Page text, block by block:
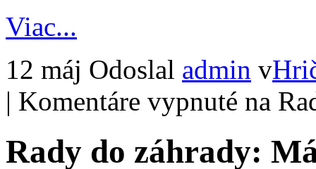
Viac...
12 máj Odoslal admin v
| Komentáre vypnuté na
Rady do záhrady: